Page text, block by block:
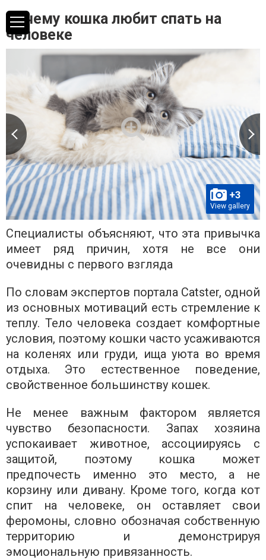
Почему кошка любит спать на
человеке
+3
View gallery
Специалисты объясняют, что эта привычка
имеет ряд причин, хотя не все они
очевидны с первого взгляда
По словам экспертов портала Catster, одной
из основных мотиваций есть стремление к
теплу. Тело человека создает комфортные
условия, поэтому кошки часто усаживаются
на коленях или груди, ища уюта во время
отдыха. Это естественное поведение,
свойственное большинству кошек.
Не менее важным фактором является
чувство безопасности. Запах хозяина
успокаивает животное, ассоциируясь с
защитой, поэтому кошка может
предпочесть именно это место, а не
корзину или дивану. Кроме того, когда кот
спит на человеке, он оставляет свои
феромоны, словно обозначая собственную
территорию и демонстрируя
эмоциональную привязанность.